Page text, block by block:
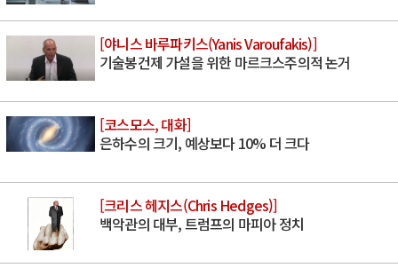
[야니스 바루파키스(Yanis Varoufakis)]
기술봉건제 가설을 위한 마르크스주의적 논거
[코스모스, 대화]
은하수의 크기, 예상보다 10% 더 크다
[크리스 헤지스(Chris Hedges)]
백악관의 대부, 트럼프의 마피아 정치